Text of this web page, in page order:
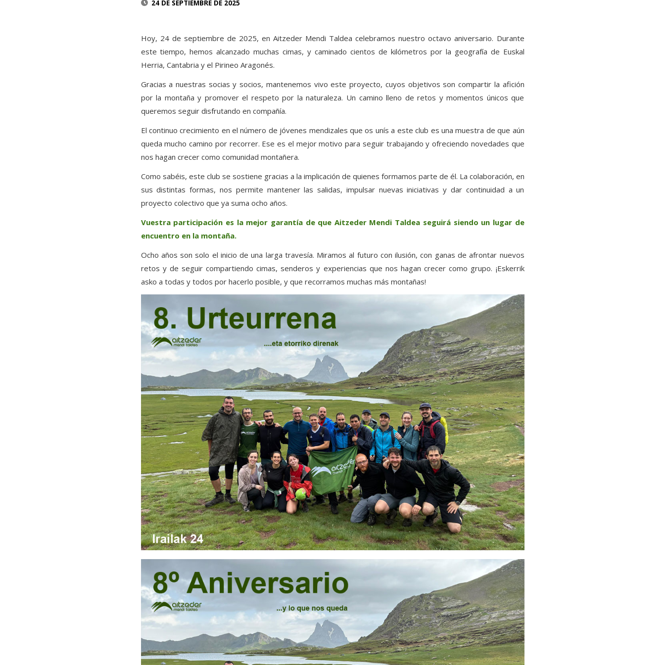
24 DE SEPTIEMBRE DE 2025
Hoy, 24 de septiembre de 2025, en Aitzeder Mendi Taldea celebramos nuestro octavo aniversario. Durante
este tiempo, hemos alcanzado muchas cimas, y caminado cientos de kilómetros por la geografía de Euskal
Herria, Cantabria y el Pirineo Aragonés.
Gracias a nuestras socias y socios, mantenemos vivo este proyecto, cuyos objetivos son compartir la afición
por la montaña y promover el respeto por la naturaleza. Un camino lleno de retos y momentos únicos que
queremos seguir disfrutando en compañía.
El continuo crecimiento en el número de jóvenes mendizales que os unís a este club es una muestra de que aún
queda mucho camino por recorrer. Ese es el mejor motivo para seguir trabajando y ofreciendo novedades que
nos hagan crecer como comunidad montañera.
Como sabéis, este club se sostiene gracias a la implicación de quienes formamos parte de él. La colaboración, en
sus distintas formas, nos permite mantener las salidas, impulsar nuevas iniciativas y dar continuidad a un
proyecto colectivo que ya suma ocho años.
Vuestra participación es la mejor garantía de que Aitzeder Mendi Taldea seguirá siendo un lugar de
encuentro en la montaña.
Ocho años son solo el inicio de una larga travesía. Miramos al futuro con ilusión, con ganas de afrontar nuevos
retos y de seguir compartiendo cimas, senderos y experiencias que nos hagan crecer como grupo. ¡Eskerrik
asko a todas y todos por hacerlo posible, y que recorramos muchas más montañas!